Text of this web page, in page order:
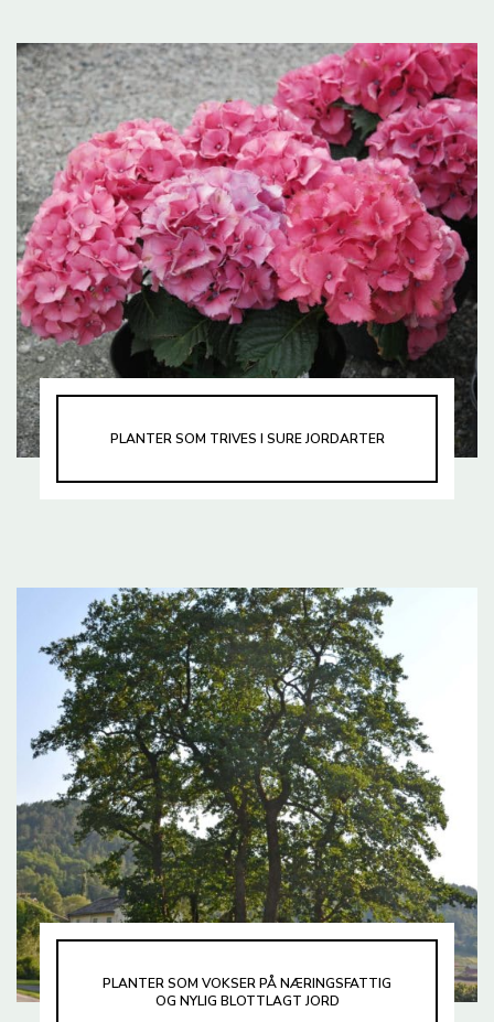
PLANTER SOM TRIVES I SURE JORDARTER
PLANTER SOM VOKSER PÅ NÆRINGSFATTIG
OG NYLIG BLOTTLAGT JORD